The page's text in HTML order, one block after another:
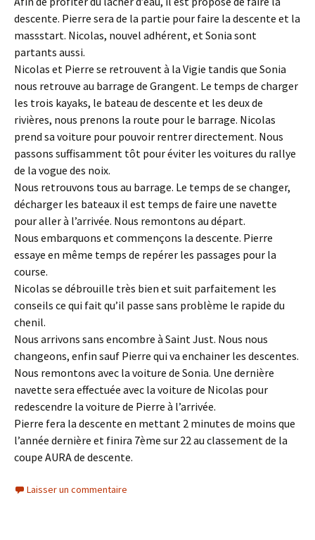
descente. Pierre sera de la partie pour faire la descente et la
massstart. Nicolas, nouvel adhérent, et Sonia sont
partants aussi.
Nicolas et Pierre se retrouvent à la Vigie tandis que Sonia
nous retrouve au barrage de Grangent. Le temps de charger
les trois kayaks, le bateau de descente et les deux de
rivières, nous prenons la route pour le barrage. Nicolas
prend sa voiture pour pouvoir rentrer directement. Nous
passons suffisamment tôt pour éviter les voitures du rallye
de la vogue des noix.
Nous retrouvons tous au barrage. Le temps de se changer,
décharger les bateaux il est temps de faire une navette
pour aller à l’arrivée. Nous remontons au départ.
Nous embarquons et commençons la descente. Pierre
essaye en même temps de repérer les passages pour la
course.
Nicolas se débrouille très bien et suit parfaitement les
conseils ce qui fait qu’il passe sans problème le rapide du
chenil.
Nous arrivons sans encombre à Saint Just. Nous nous
changeons, enfin sauf Pierre qui va enchainer les descentes.
Nous remontons avec la voiture de Sonia. Une dernière
navette sera effectuée avec la voiture de Nicolas pour
redescendre la voiture de Pierre à l’arrivée.
Pierre fera la descente en mettant 2 minutes de moins que
l’année dernière et finira 7ème sur 22 au classement de la
coupe AURA de descente.
Laisser un commentaire